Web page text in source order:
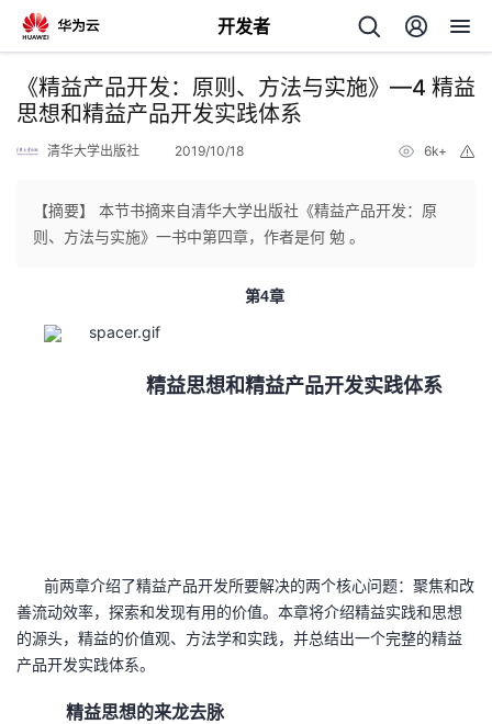
开发者
返
回
我
的
我
《精益产品开发：原则、方法与实施》—4 精益
思想和精益产品开发实践体系
清华大学出版社 2019/10/18 6k+
【摘要】 本节书摘来自清华大学出版社《精益产品开发：原
则、方法与实施》一书中第四章，作者是何 勉 。
第4章
精益思想和精益产品开发实践体系
前两章介绍了精益产品开发所要解决的两个核心问题：聚焦和改
善流动效率，探索和发现有用的价值。本章将介绍精益实践和思想
的源头，精益的价值观、方法学和实践，并总结出一个完整的精益
产品开发实践体系。
精益思想的来龙去脉